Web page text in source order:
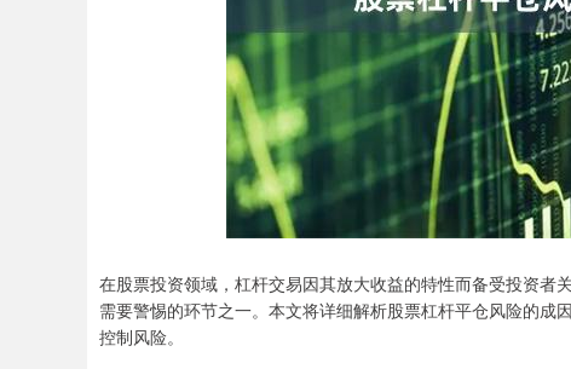
在股票投资领域，杠杆交易因其放大收益的特性而备受投资
需要警惕的环节之一。本文将详细解析股票杠杆平仓风险的
控制风险。